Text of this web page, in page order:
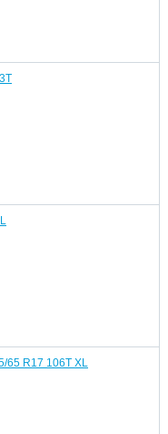
65 R17 106T XL